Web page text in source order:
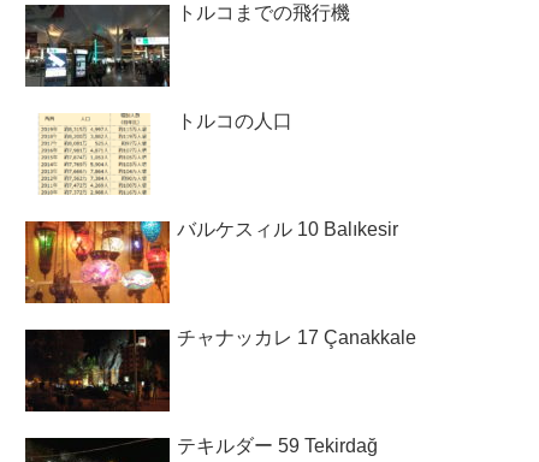
トルコまでの飛行機
トルコの人口
バルケスィル 10 Balıkesir
チャナッカレ 17 Çanakkale
テキルダー 59 Tekirdağ